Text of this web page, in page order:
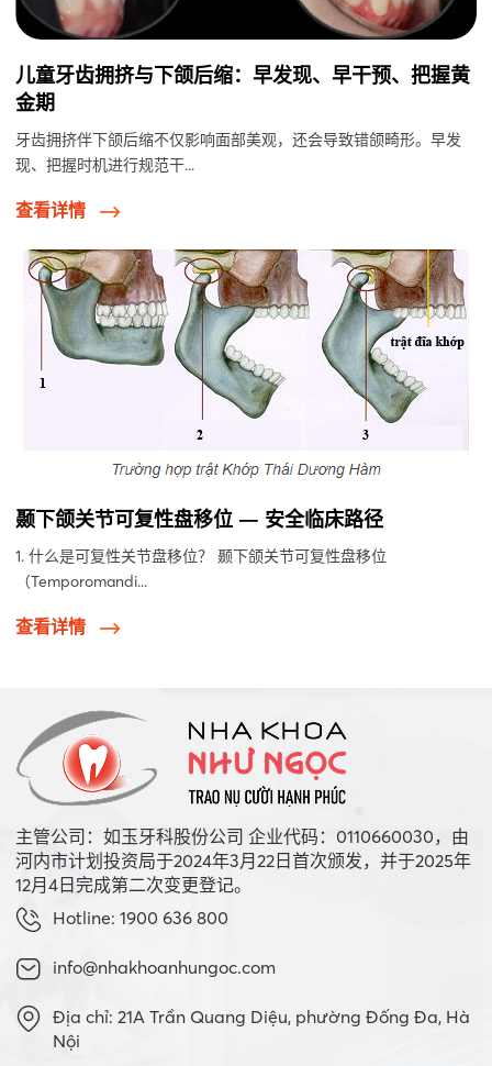
儿童牙齿拥挤与下颌后缩：早发现、早干预、把握黄
金期
牙齿拥挤伴下颌后缩不仅影响面部美观，还会导致错颌畸形。早发
现、把握时机进行规范干...
查看详情
颞下颌关节可复性盘移位 — 安全临床路径
1. 什么是可复性关节盘移位？ 颞下颌关节可复性盘移位
（Temporomandi...
查看详情
主管公司：如玉牙科股份公司 企业代码：0110660030，由
河内市计划投资局于2024年3月22日首次颁发，并于2025年
12月4日完成第二次变更登记。
Hotline: 1900 636 800
info@nhakhoanhungoc.com
Địa chỉ: 21A Trần Quang Diệu, phường Đống Đa, Hà
Nội